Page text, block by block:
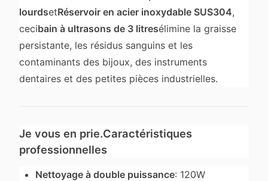
lourdsetRéservoir en acier inoxydable SUS304,
cecibain à ultrasons de 3 litresélimine la graisse
persistante, les résidus sanguins et les
contaminants des bijoux, des instruments
dentaires et des petites pièces industrielles.
Je vous en prie.Caractéristiques
professionnelles
Nettoyage à double puissance: 120W